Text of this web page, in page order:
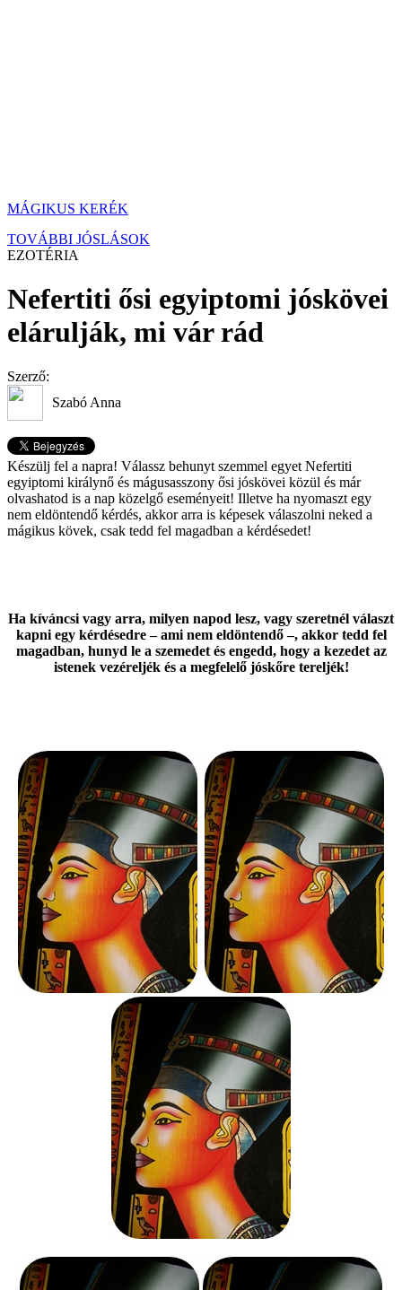
MÁGIKUS KERÉK
TOVÁBBI JÓSLÁSOK
EZOTÉRIA
Nefertiti ősi egyiptomi jóskövei
elárulják, mi vár rád
Szerző:
Szabó Anna
Készülj fel a napra! Válassz behunyt szemmel egyet Nefertiti
egyiptomi királynő és mágusasszony ősi jóskövei közül és már
olvashatod is a nap közelgő eseményeit! Illetve ha nyomaszt egy
nem eldöntendő kérdés, akkor arra is képesek válaszolni neked a
mágikus kövek, csak tedd fel magadban a kérdésedet!
Ha kíváncsi vagy arra, milyen napod lesz, vagy szeretnél választ
kapni egy kérdésedre – ami nem eldöntendő –, akkor tedd fel
magadban, hunyd le a szemedet és engedd, hogy a kezedet az
istenek vezéreljék és a megfelelő jóskőre tereljék!